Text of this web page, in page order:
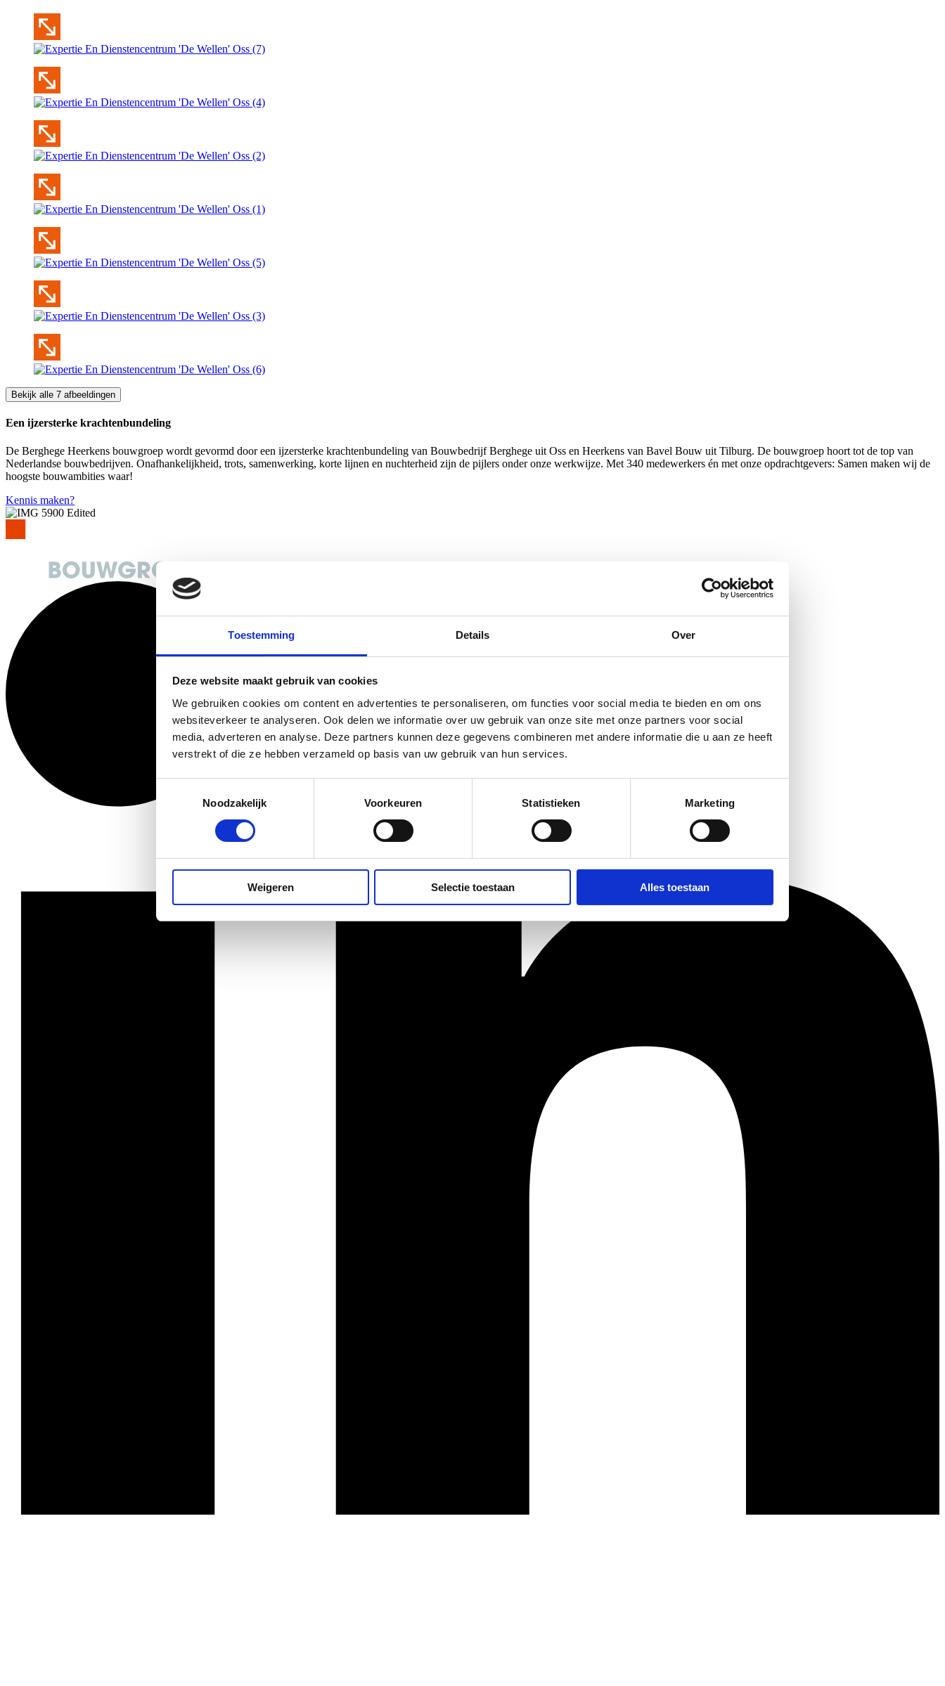
Toestemming Details Over
Deze website maakt gebruik van cookies
We gebruiken cookies om content en advertenties te personaliseren, om functies voor social media te bieden en om ons
websiteverkeer te analyseren. Ook delen we informatie over uw gebruik van onze site met onze partners voor social
media, adverteren en analyse. Deze partners kunnen deze gegevens combineren met andere informatie die u aan ze heeft
verstrekt of die ze hebben verzameld op basis van uw gebruik van hun services.
Noodzakelijk
Voorkeuren Statistieken Marketing
Weigeren Selectie toestaan Alles toestaan
Bekijk alle 7 afbeeldingen
Een ijzersterke krachtenbundeling
De Berghege Heerkens bouwgroep wordt gevormd door een ijzersterke krachtenbundeling van Bouwbedrijf Berghege uit Oss en Heerkens van Bavel Bouw uit Tilburg. De bouwgroep hoort tot de top van
Nederlandse bouwbedrijven. Onafhankelijkheid, trots, samenwerking, korte lijnen en nuchterheid zijn de pijlers onder onze werkwijze. Met 340 medewerkers én met onze opdrachtgevers: Samen maken wij de
hoogste bouwambities waar!
Kennis maken?